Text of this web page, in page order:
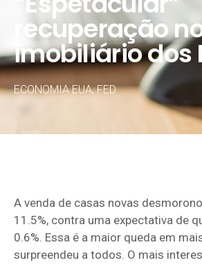
recuperação
imobiliário dos
ECONOMIA EUA,FED
A venda de casas novas
11.5%, contra uma expectativa de
0.6%. Essa é a maior queda em
surpreendeu a todos. O mais